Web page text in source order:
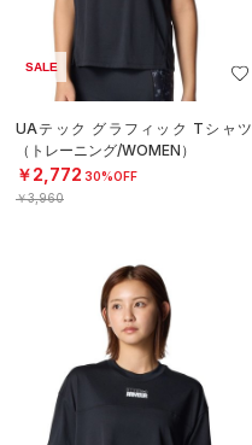
SALE
UAテック グラフィック Tシャツ
（トレーニング/WOMEN）
￥2,772 30%OFF
￥3,960